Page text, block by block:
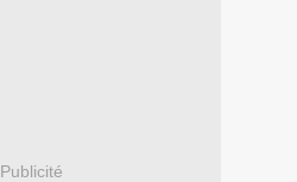
Publicité